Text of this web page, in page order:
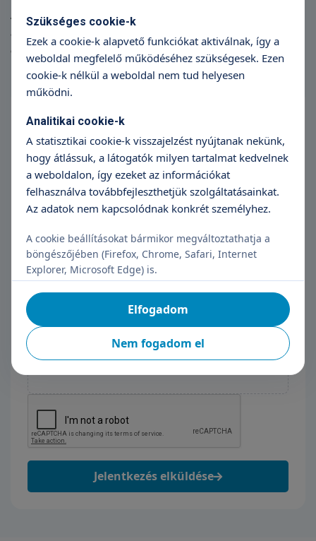
Amennyiben a fenti lehetőség felkeltette érdeklődését, és
az elvárásoknak megfelel, magyar nyelvű fényképes
önéletrajzát és motivációs levelét a bérigénye
megjelölésével az alábbi felületen várjuk!
Jelentkezés
Név
Telefonszám
E-mail cím
Üzenet
Jelentkezés elküldése
Szükséges cookie-k
Ezek a cookie-k alapvető funkciókat aktiválnak, így a
weboldal megfelelő működéséhez szükségesek. Ezen
cookie-k nélkül a weboldal nem tud helyesen
működni.
Analitikai cookie-k
A statisztikai cookie-k visszajelzést nyújtanak nekünk,
hogy átlássuk, a látogatók milyen tartalmat kedvelnek
a weboldalon, így ezeket az információkat
felhasználva továbbfejleszthetjük szolgáltatásainkat.
Az adatok nem kapcsolódnak konkrét személyhez.
A cookie beállításokat bármikor megváltoztathatja a
böngészőjében (Firefox, Chrome, Safari, Internet
Explorer, Microsoft Edge) is.
Nem fogadom el
Elfogadom